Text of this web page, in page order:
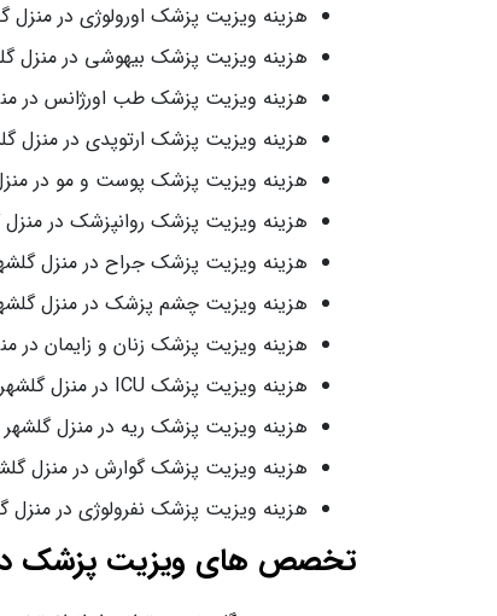
هزینه ویزیت پزشک اورولوژی در منزل گلشهر کرج:
هزینه ویزیت پزشک بیهوشی در منزل گلشهر کرج:
هزینه ویزیت پزشک طب اورژانس در منزل گلشهر کرج:
هزینه ویزیت پزشک ارتوپدی در منزل گلشهر کرج:
هزینه ویزیت پزشک پوست و مو در منزل گلشهر کرج:
هزینه ویزیت پزشک روانپزشک در منزل گلشهر کرج:
هزینه ویزیت پزشک جراح در منزل گلشهر کرج: 3،200،000
هزینه ویزیت چشم پزشک در منزل گلشهر کرج: 3،200،000
هزینه ویزیت پزشک زنان و زایمان در منزل گلشهر کرج:
هزینه ویزیت پزشک ICU در منزل گلشهر کرج: 3،500،000 هزار تومان
هزینه ویزیت پزشک ریه در منزل گلشهر کرج: 3،500،000
هزینه ویزیت پزشک گوارش در منزل گلشهر کرج:
هزینه ویزیت پزشک نفرولوژی در منزل گلشهر کرج:
تخصص های ویزیت پزشک